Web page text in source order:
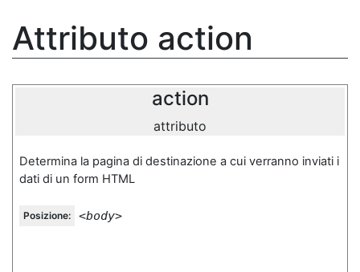
Attributo action
action
attributo
Determina la pagina di destinazione a cui verranno inviati i
dati di un form HTML
Posizione: <body>